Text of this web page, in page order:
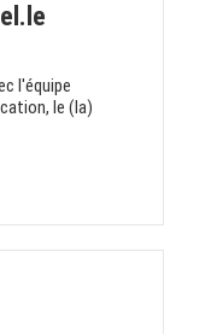
l'équipe
le (la)